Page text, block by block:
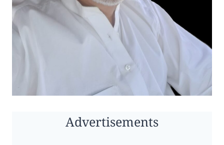
Advertisements